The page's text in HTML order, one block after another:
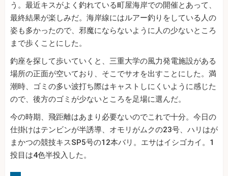
う。最近キスがよく釣れている町屋海岸での開催とあって、
最終結果が楽しみだ。海岸線にはルアー釣りをしている人の
姿も多かったので、邪魔にならないように人の少ないところ
まで歩くことにした。
釣座を探して歩いていくと、三重大学の風力発電施設がある
場所の正面が空いており、そこでサオを出すことにした。満
潮時、ゴミの多い波打ち際はキャストしにくいように感じた
ので、後方のゴミが少ないところを足場に選んだ。
今の時期、飛距離はあまり必要ないのでこれで十分。今日の
仕掛けはテンビンが半誘導、オモリがムクの23号、ハリはが
まかつの競技キスSP5号の12本バリ。エサはイシゴカイ。1
投目は4色半投入した。